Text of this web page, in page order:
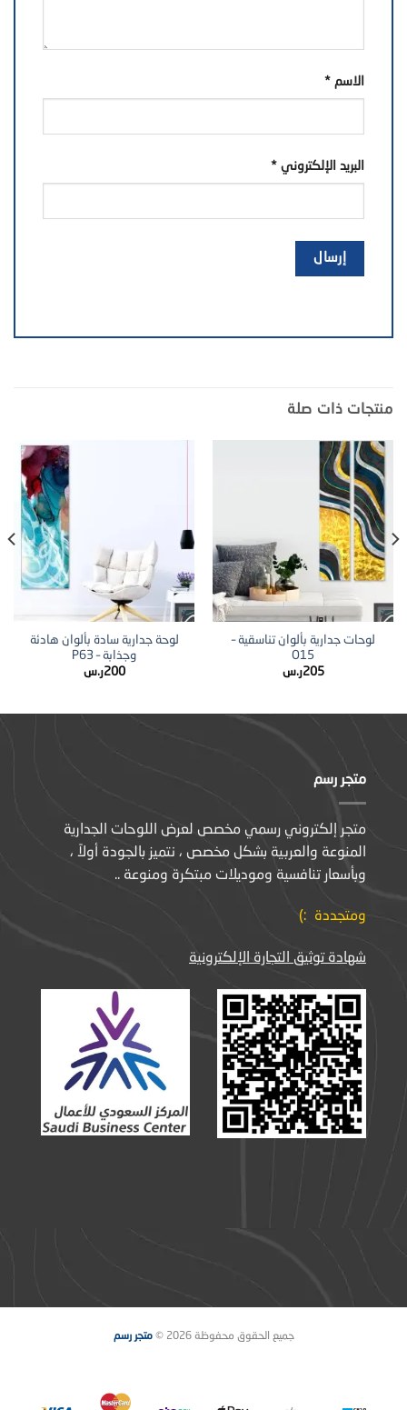
الاسم *
البريد الإلكتروني *
منتجات ذات صلة
لوحات جدارية بألوان تناسقية –
O15
205ر.س
لوحة جدارية سادة بألوان هادئة
وجذابة – P63
200ر.س
متجر رسم
متجر إلكتروني رسمي مخصص لعرض اللوحات الجدارية
المنوعة والعربية بشكل مخصص ، نتميز بالجودة أولاً ،
وبأسعار تنافسية وموديلات مبتكرة ومنوعة ..
ومتجددة :)
شهادة توثيق التجارة الإلكترونية
جميع الحقوق محفوظة 2026 © متجر رسم